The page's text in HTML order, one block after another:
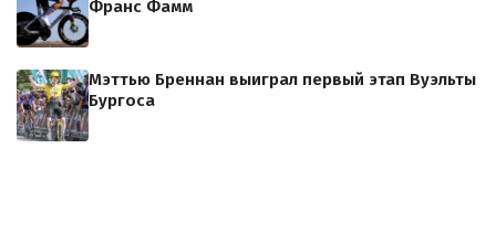
Франс Фамм
Мэттью Бреннан выиграл первый этап Вуэльты
Бургоса